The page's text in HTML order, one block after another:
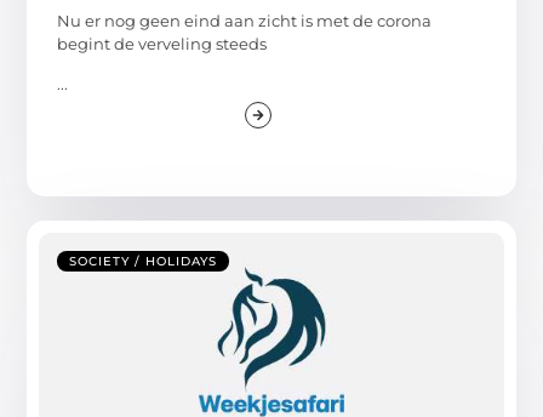
Nu er nog geen eind aan zicht is met de corona
begint de verveling steeds
...
SOCIETY / HOLIDAYS